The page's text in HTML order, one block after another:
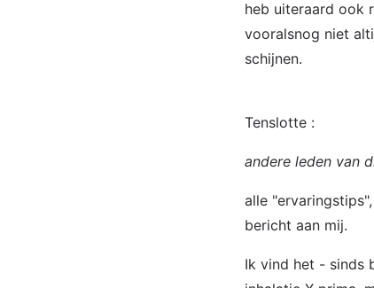
heb uiteraard ook
vooralsnog niet
schijnen.
Tenslotte :
andere leden van
alle
bericht aan mij.
Ik vind het - sinds